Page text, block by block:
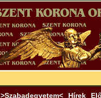
>Szabadegyetem< Hírek